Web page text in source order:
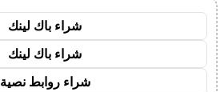
شراء باك لينك
شراء باك لينك
شراء روابط نصية